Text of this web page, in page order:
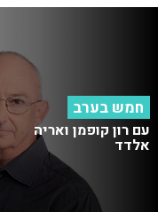
חמש בערב
עם רון קופמן ואריה
אלדד